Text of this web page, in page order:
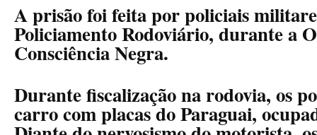
A prisão foi feita por policiais
Policiamento Rodoviário, durante a
Consciência Negra.
Durante fiscalização na rodovia, os
carro com placas do Paraguai,